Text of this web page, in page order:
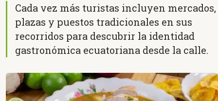
Cada vez más turistas incluyen mercados,
plazas y puestos tradicionales en sus
recorridos para descubrir la identidad
gastronómica ecuatoriana desde la calle.